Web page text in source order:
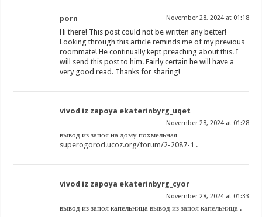
porn November 28, 2024 at 01:18
Hi there! This post could not be written any better!
Looking through this article reminds me of my previous
roommate! He continually kept preaching about this. I
will send this post to him. Fairly certain he will have a
very good read. Thanks for sharing!
vivod iz zapoya ekaterinbyrg_uqet
November 28, 2024 at 01:28
вывод из запоя на дому похмельная
superogorod.ucoz.org/forum/2-2087-1 .
vivod iz zapoya ekaterinbyrg_cyor
November 28, 2024 at 01:33
вывод из запоя капельницавывод из запоя капельница .